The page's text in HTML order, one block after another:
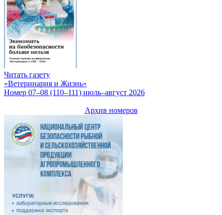
Читать газету
«Ветеринария и Жизнь»
Номер 07–08 (110–111) июль–август 2026
Архив номеров